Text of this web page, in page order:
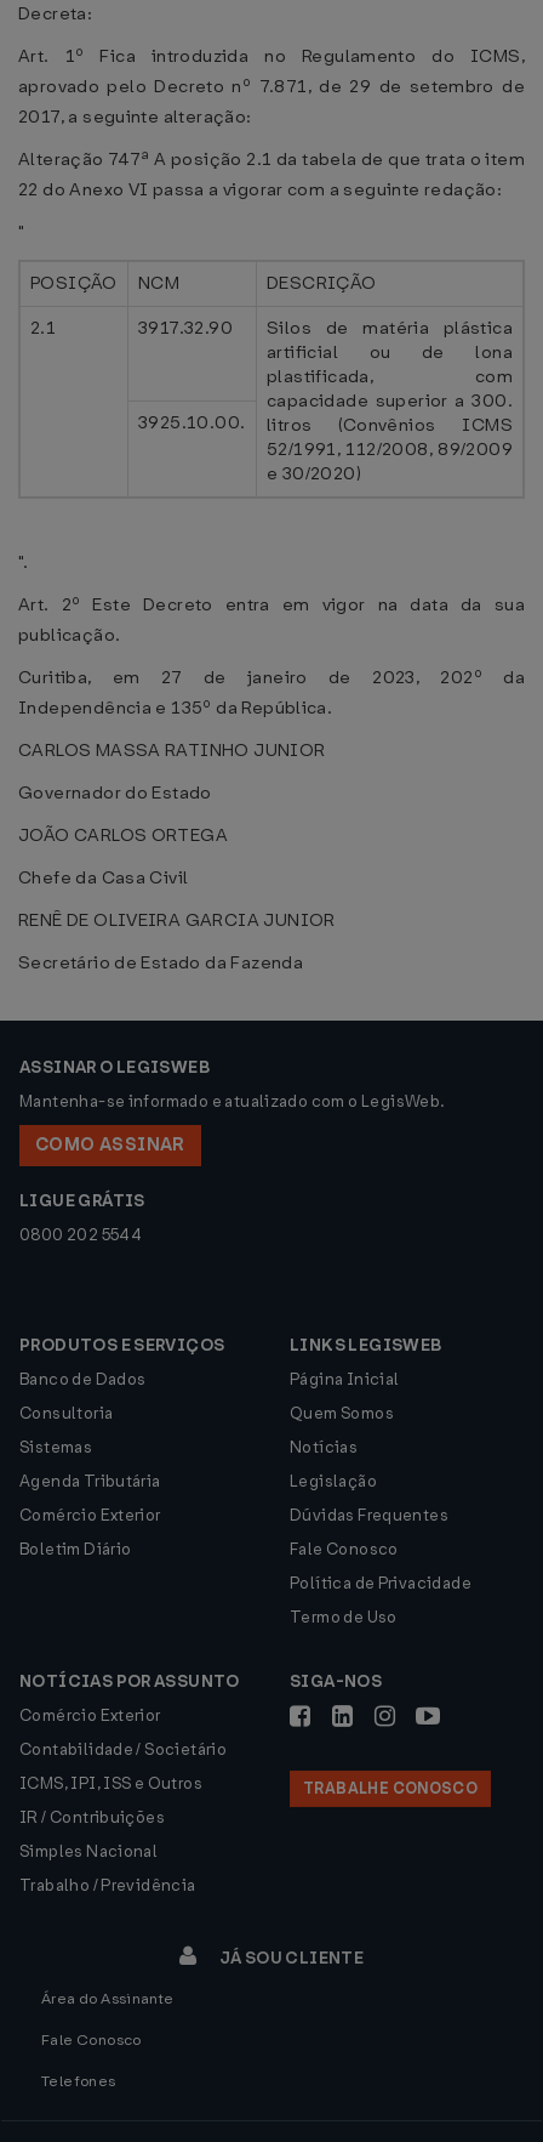
Decreta:
Art. 1º Fica introduzida no Regulamento do ICMS,
aprovado pelo Decreto nº 7.871, de 29 de setembro de
2017, a seguinte alteração:
Alteração 747ª A posição 2.1 da tabela de que trata o item
22 do Anexo VI passa a vigorar com a seguinte redação:
"
POSIÇÃO NCM
DESCRIÇÃO
2.1
3917.32.90
Silos de matéria plástica
artificial ou de lona
plastificada, com
capacidade superior a 300.
litros (Convênios ICMS
52/1991, 112/2008, 89/2009
e 30/2020)
3925.10.00.
".
Art. 2º Este Decreto entra em vigor na data da sua
publicação.
Curitiba, em 27 de janeiro de 2023, 202º da
Independência e 135º da República.
CARLOS MASSA RATINHO JUNIOR
Governador do Estado
JOÃO CARLOS ORTEGA
Chefe da Casa Civil
RENÊ DE OLIVEIRA GARCIA JUNIOR
Secretário de Estado da Fazenda
ASSINAR O LEGISWEB
Mantenha-se informado e atualizado com o LegisWeb.
COMO ASSINAR
LIGUE GRÁTIS
0800 202 5544
PRODUTOS E SERVIÇOS
Banco de Dados
Consultoria
Sistemas
Agenda Tributária
Comércio Exterior
Boletim Diário
LINKS LEGISWEB
Página Inicial
Quem Somos
Notícias
Legislação
Dúvidas Frequentes
Fale Conosco
Política de Privacidade
Termo de Uso
NOTÍCIAS POR ASSUNTO
Comércio Exterior
Contabilidade / Societário
ICMS, IPI, ISS e Outros
IR / Contribuições
Simples Nacional
Trabalho / Previdência
SIGA-NOS
TRABALHE CONOSCO
JÁ SOU CLIENTE
Área do Assinante
Fale Conosco
Telefones